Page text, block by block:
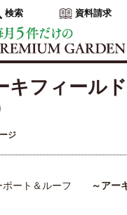
検索 資料請求
キフィール
ジ
ポート＆ルーフ
～アー